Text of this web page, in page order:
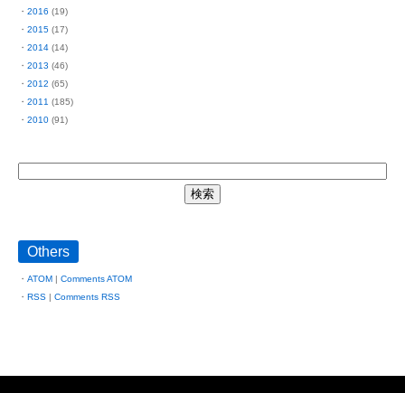
2016 (19)
2015 (17)
2014 (14)
2013 (46)
2012 (65)
2011 (185)
2010 (91)
Others
ATOM | Comments ATOM
RSS | Comments RSS